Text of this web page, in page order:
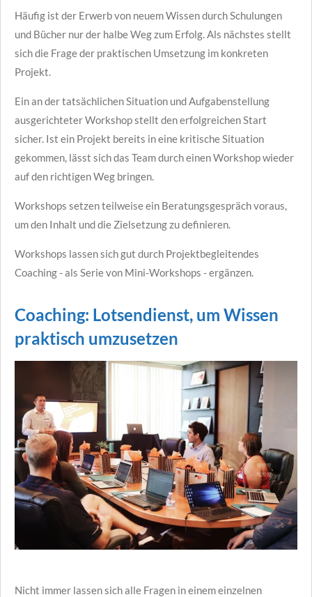
Häufig ist der Erwerb von neuem Wissen durch Schulungen
und Bücher nur der halbe Weg zum Erfolg. Als nächstes stellt
sich die Frage der praktischen Umsetzung im konkreten
Projekt.
Ein an der tatsächlichen Situation und Aufgabenstellung
ausgerichteter Workshop stellt den erfolgreichen Start
sicher. Ist ein Projekt bereits in eine kritische Situation
gekommen, lässt sich das Team durch einen Workshop wieder
auf den richtigen Weg bringen.
Workshops setzen teilweise ein Beratungsgespräch voraus,
um den Inhalt und die Zielsetzung zu definieren.
Workshops lassen sich gut durch Projektbegleitendes
Coaching - als Serie von Mini-Workshops - ergänzen.
Coaching: Lotsendienst, um Wissen
praktisch umzusetzen
Nicht immer lassen sich alle Fragen in einem einzelnen